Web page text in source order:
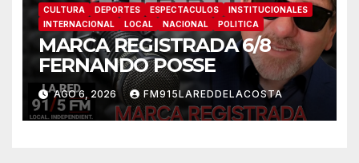
CULTURA DEPORTES ESPECTACULOS
INSTITUCIONALES
INTERNACIONAL
LOCAL NACIONAL POLITICA
MARCA REGISTRADA 6/8
FERNANDO POSSE
AGO 6, 2026 FM915LAREDDELACOSTA